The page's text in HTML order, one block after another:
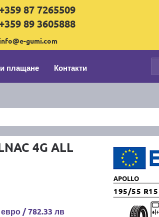
+359 87 7265509
+359 89 3605888
info@e-gumi.com
плащане Контакти
4G ALL
/ 782.33 лв
APOLLO
195/55